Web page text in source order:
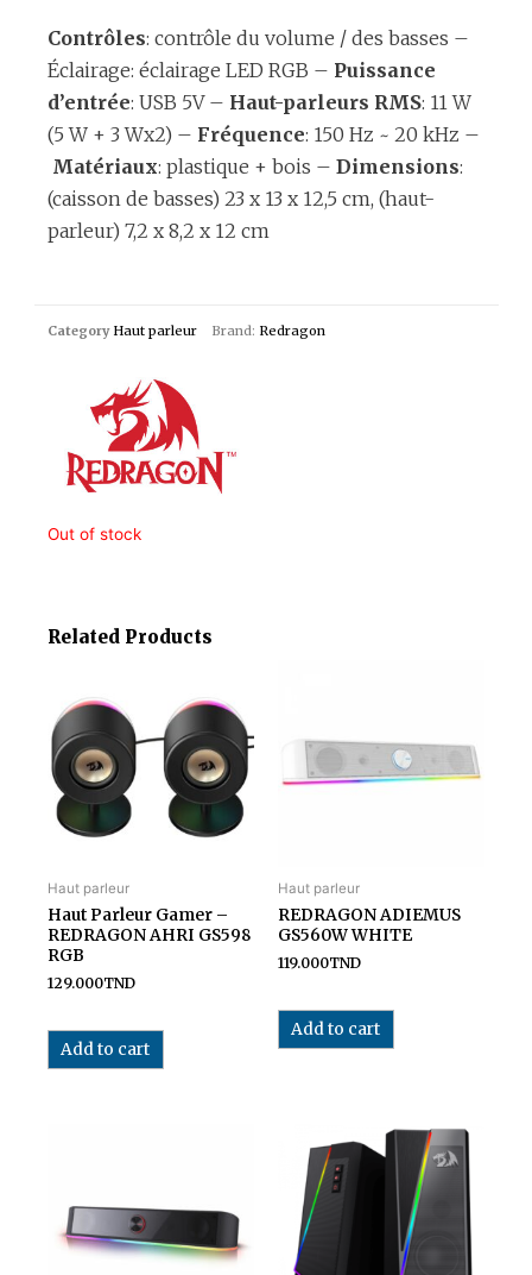
Contrôles: contrôle du volume / des basses –
Éclairage: éclairage LED RGB – Puissance
d’entrée: USB 5V – Haut-parleurs RMS: 11 W
(5 W + 3 Wx2) – Fréquence: 150 Hz ~ 20 kHz –
Matériaux: plastique + bois – Dimensions:
(caisson de basses) 23 x 13 x 12,5 cm, (haut-
parleur) 7,2 x 8,2 x 12 cm
Category Haut parleur Brand: Redragon
Out of stock
Related Products
Haut parleur
Haut Parleur Gamer –
REDRAGON AHRI GS598
RGB
129.000TND
Add to cart
Haut parleur
REDRAGON ADIEMUS
GS560W WHITE
119.000TND
Add to cart